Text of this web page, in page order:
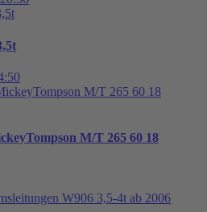
M/T 265 60 18